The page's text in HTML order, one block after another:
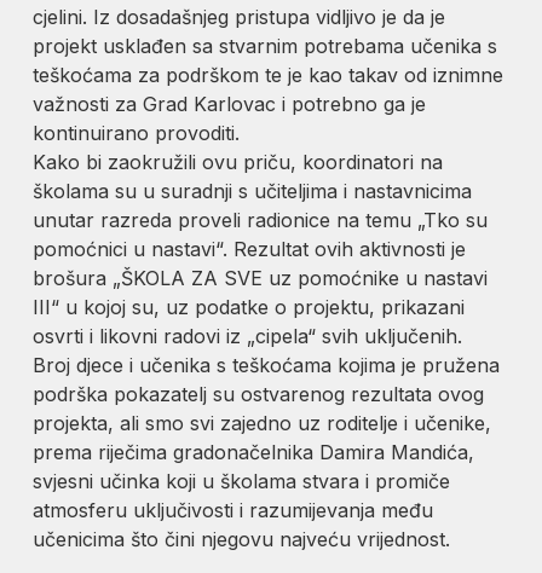
cjelini. Iz dosadašnjeg pristupa vidljivo je da je
projekt usklađen sa stvarnim potrebama učenika s
teškoćama za podrškom te je kao takav od iznimne
važnosti za Grad Karlovac i potrebno ga je
kontinuirano provoditi.
Kako bi zaokružili ovu priču, koordinatori na
školama su u suradnji s učiteljima i nastavnicima
unutar razreda proveli radionice na temu „Tko su
pomoćnici u nastavi“. Rezultat ovih aktivnosti je
brošura „ŠKOLA ZA SVE uz pomoćnike u nastavi
III“ u kojoj su, uz podatke o projektu, prikazani
osvrti i likovni radovi iz „cipela“ svih uključenih.
Broj djece i učenika s teškoćama kojima je pružena
podrška pokazatelj su ostvarenog rezultata ovog
projekta, ali smo svi zajedno uz roditelje i učenike,
prema riječima gradonačelnika Damira Mandića,
svjesni učinka koji u školama stvara i promiče
atmosferu uključivosti i razumijevanja među
učenicima što čini njegovu najveću vrijednost.